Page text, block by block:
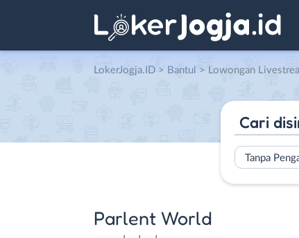
LokerJogja.ID > Bantul > Lowongan Livestreamer
Tanpa
Parlent World